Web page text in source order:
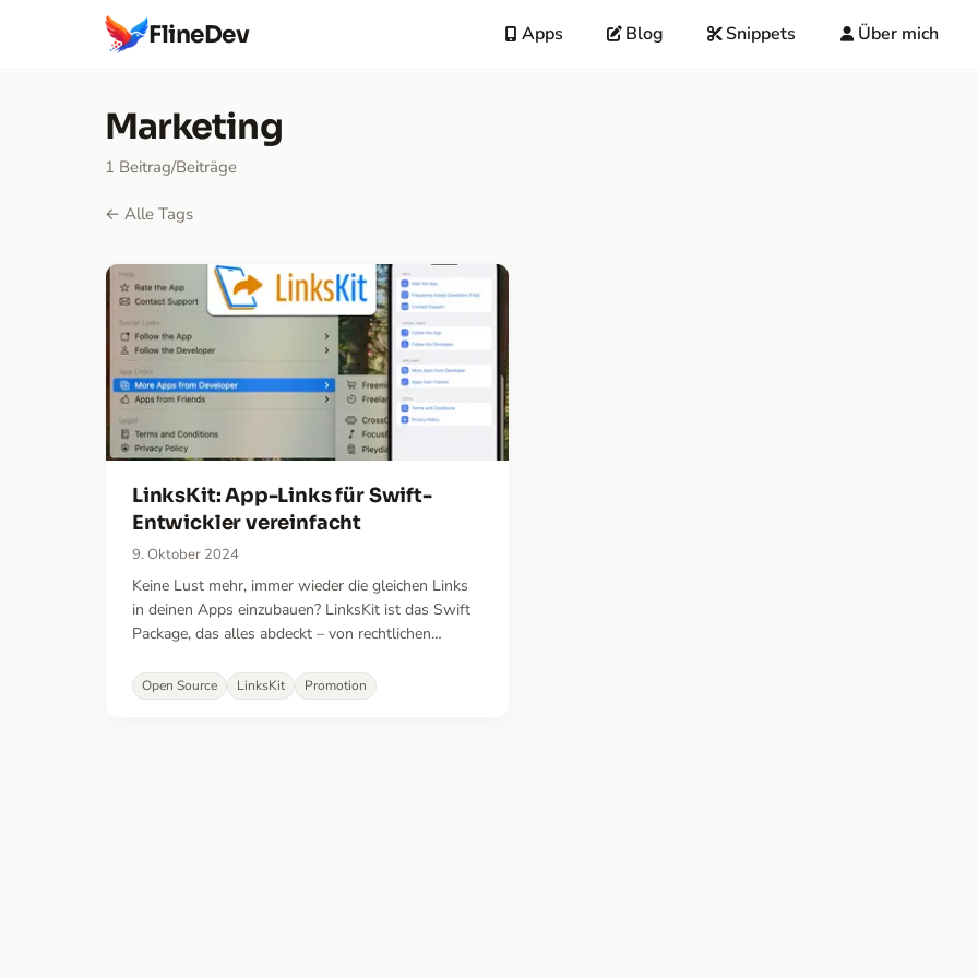
FlineDev Apps Blog Snippets Über mich
Marketing
1 Beitrag/Beiträge
← Alle Tags
LinksKit: App-Links für Swift-
Entwickler vereinfacht
9. Oktober 2024
Keine Lust mehr, immer wieder die gleichen Links
in deinen Apps einzubauen? LinksKit ist das Swift
Package, das alles abdeckt – von rechtlichen
spart und die Sichtbarkeit deiner Apps steigert.
Open Source LinksKit Promotion